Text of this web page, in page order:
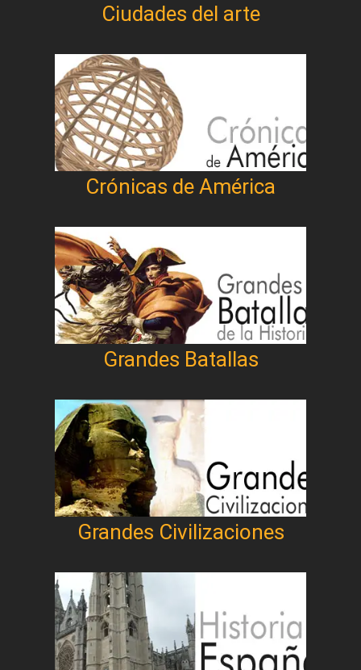
Ciudades del arte
Crónicas de América
Grandes Batallas
Grandes Civilizaciones